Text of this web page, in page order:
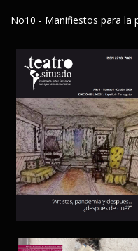
No10 - Manifiestos para la